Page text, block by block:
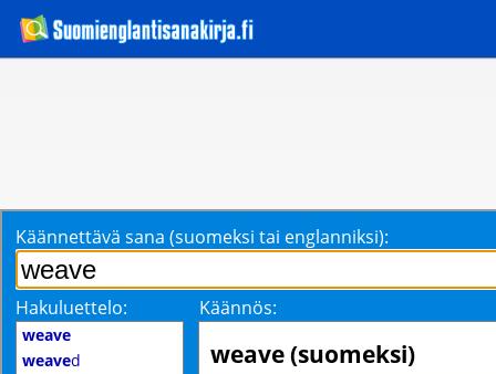
Käännettävä sana (suomeksi tai englanniksi):
Hakuluettelo: Käännös:
weave
weaved
weave (suomeksi)